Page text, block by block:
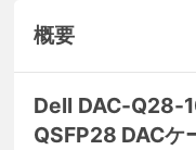
概要
Dell DAC-Q28-
QSFP28 DACケ